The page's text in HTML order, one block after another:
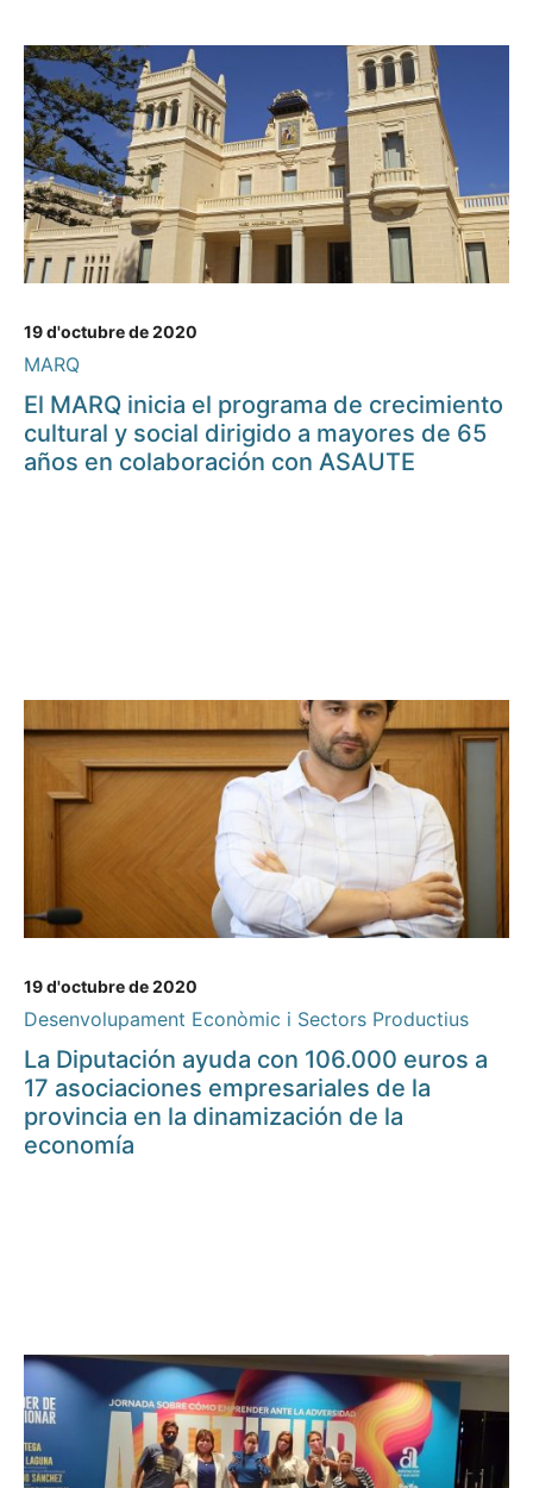
19 d'octubre de 2020
MARQ
El MARQ inicia el programa de crecimiento
cultural y social dirigido a mayores de 65
años en colaboración con ASAUTE
19 d'octubre de 2020
Desenvolupament Econòmic i Sectors Productius
La Diputación ayuda con 106.000 euros a
17 asociaciones empresariales de la
provincia en la dinamización de la
economía